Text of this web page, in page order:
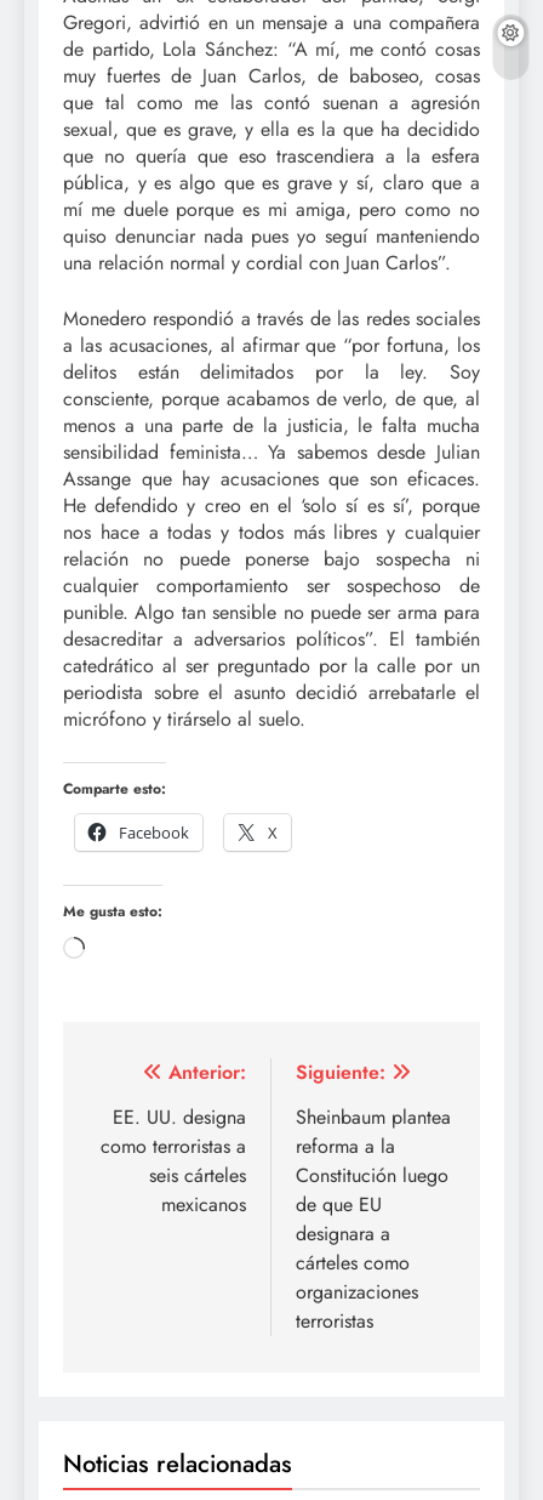
Gregori, advirtió en un mensaje a una compañera
de partido, Lola Sánchez: “A mí, me contó cosas
muy fuertes de Juan Carlos, de baboseo, cosas
que tal como me las contó suenan a agresión
sexual, que es grave, y ella es la que ha decidido
que no quería que eso trascendiera a la esfera
pública, y es algo que es grave y sí, claro que a
mí me duele porque es mi amiga, pero como no
quiso denunciar nada pues yo seguí manteniendo
una relación normal y cordial con Juan Carlos”.
Monedero respondió a través de las redes sociales
a las acusaciones, al afirmar que “por fortuna, los
delitos están delimitados por la ley. Soy
consciente, porque acabamos de verlo, de que, al
menos a una parte de la justicia, le falta mucha
sensibilidad feminista… Ya sabemos desde Julian
Assange que hay acusaciones que son eficaces.
He defendido y creo en el ‘solo sí es sí’, porque
nos hace a todas y todos más libres y cualquier
relación no puede ponerse bajo sospecha ni
cualquier comportamiento ser sospechoso de
punible. Algo tan sensible no puede ser arma para
desacreditar a adversarios políticos”. El también
catedrático al ser preguntado por la calle por un
periodista sobre el asunto decidió arrebatarle el
micrófono y tirárselo al suelo.
Comparte esto:
Facebook
X
Me gusta esto:
Cargando...
Navegación
de
entradas
Anterior:
EE. UU. designa
como terroristas a
seis cárteles
mexicanos
Siguiente:
Sheinbaum plantea
reforma a la
Constitución luego
de que EU
designara a
cárteles como
organizaciones
terroristas
Noticias relacionadas